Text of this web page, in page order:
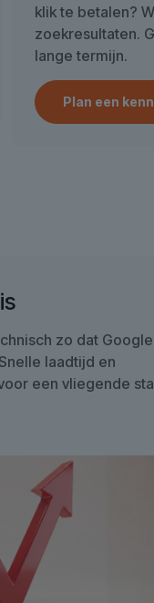
klik te betalen?
zoekresultaten.
lange termijn.
Plan een
zo dat Google
laadtijd en
een vliegende